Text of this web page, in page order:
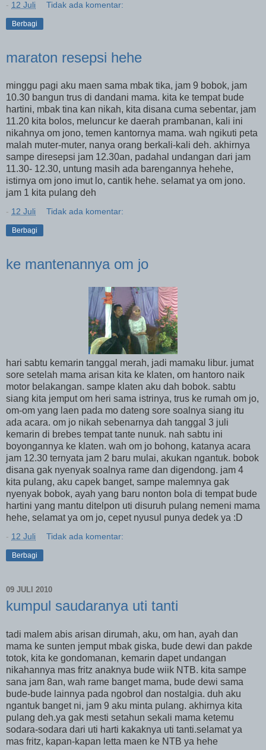
- 12 Juli Tidak ada komentar:
Berbagi
maraton resepsi hehe
minggu pagi aku maen sama mbak tika, jam 9 bobok, jam
10.30 bangun trus di dandani mama. kita ke tempat bude
hartini, mbak tina kan nikah, kita disana cuma sebentar, jam
11.20 kita bolos, meluncur ke daerah prambanan, kali ini
nikahnya om jono, temen kantornya mama. wah ngikuti peta
malah muter-muter, nanya orang berkali-kali deh. akhirnya
sampe diresepsi jam 12.30an, padahal undangan dari jam
11.30- 12.30, untung masih ada barengannya hehehe,
istirnya om jono imut lo, cantik hehe. selamat ya om jono.
jam 1 kita pulang deh
- 12 Juli Tidak ada komentar:
Berbagi
ke mantenannya om jo
hari sabtu kemarin tanggal merah, jadi mamaku libur. jumat
sore setelah mama arisan kita ke klaten, om hantoro naik
motor belakangan. sampe klaten aku dah bobok. sabtu
siang kita jemput om heri sama istrinya, trus ke rumah om jo,
om-om yang laen pada mo dateng sore soalnya siang itu
ada acara. om jo nikah sebenarnya dah tanggal 3 juli
kemarin di brebes tempat tante nunuk. nah sabtu ini
boyongannya ke klaten. wah om jo bohong, katanya acara
jam 12.30 ternyata jam 2 baru mulai, akukan ngantuk. bobok
disana gak nyenyak soalnya rame dan digendong. jam 4
kita pulang, aku capek banget, sampe malemnya gak
nyenyak bobok, ayah yang baru nonton bola di tempat bude
hartini yang mantu ditelpon uti disuruh pulang nemeni mama
hehe, selamat ya om jo, cepet nyusul punya dedek ya :D
- 12 Juli Tidak ada komentar:
Berbagi
09 JULI 2010
kumpul saudaranya uti tanti
tadi malem abis arisan dirumah, aku, om han, ayah dan
mama ke sunten jemput mbak giska, bude dewi dan pakde
totok, kita ke gondomanan, kemarin dapet undangan
nikahannya mas fritz anaknya bude wiik NTB. kita sampe
sana jam 8an, wah rame banget mama, bude dewi sama
bude-bude lainnya pada ngobrol dan nostalgia. duh aku
ngantuk banget ni, jam 9 aku minta pulang. akhirnya kita
pulang deh.ya gak mesti setahun sekali mama ketemu
sodara-sodara dari uti harti kakaknya uti tanti.selamat ya
mas fritz, kapan-kapan letta maen ke NTB ya hehe